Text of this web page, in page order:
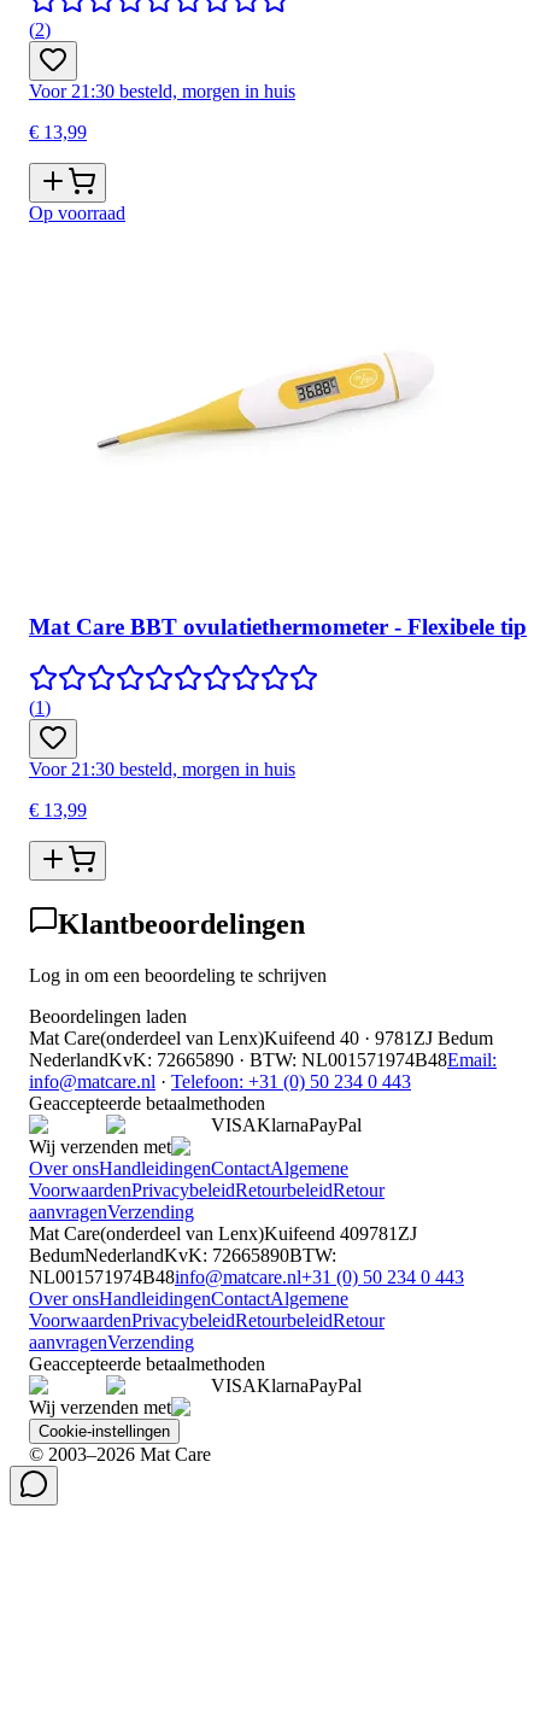
(2)
Voor 21:30 besteld, morgen in huis
€ 13,99
Op voorraad
Mat Care BBT ovulatiethermometer - Flexibele tip
(1)
Voor 21:30 besteld, morgen in huis
€ 13,99
Klantbeoordelingen
Log in om een beoordeling te schrijven
Beoordelingen laden
Mat Care(onderdeel van Lenx)Kuifeend 40 · 9781ZJ Bedum
NederlandKvK: 72665890 · BTW: NL001571974B48Email:
info@matcare.nl · Telefoon: +31 (0) 50 234 0 443
Geaccepteerde betaalmethoden
VISAKlarnaPayPal
Wij verzenden met
Over onsHandleidingenContactAlgemene
VoorwaardenPrivacybeleidRetourbeleidRetour
aanvragenVerzending
Mat Care(onderdeel van Lenx)Kuifeend 409781ZJ
BedumNederlandKvK: 72665890BTW:
NL001571974B48info@matcare.nl+31 (0) 50 234 0 443
Over onsHandleidingenContactAlgemene
VoorwaardenPrivacybeleidRetourbeleidRetour
aanvragenVerzending
Geaccepteerde betaalmethoden
VISAKlarnaPayPal
Wij verzenden met
Cookie-instellingen
© 2003–2026 Mat Care